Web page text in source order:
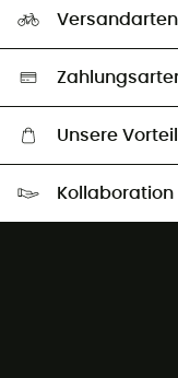
Vertrag widerrufen
Unsere Botschafter
Auswahl an
Versandarten
Unsere
Kollaboration